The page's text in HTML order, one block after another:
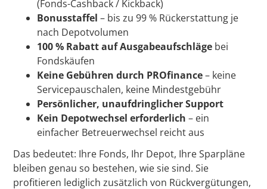
(Fonds-Cashback / Kickback)
Bonusstaffel – bis zu 99 % Rückerstattung je
nach Depotvolumen
100 % Rabatt auf Ausgabeaufschläge bei
Fondskäufen
Keine Gebühren durch PROfinance– keine
Servicepauschalen, keine Mindestgebühr
Persönlicher, unaufdringlicher Support
Kein Depotwechsel erforderlich – ein
einfacher Betreuerwechsel reicht aus
Das bedeutet: Ihre Fonds, Ihr Depot, Ihre Sparpläne
bleiben genau so bestehen, wie sie sind. Sie
profitieren lediglich zusätzlich von Rückvergütungen,